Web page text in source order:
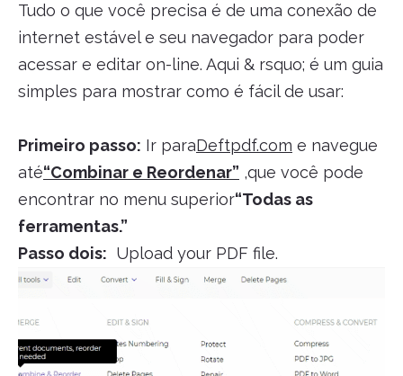
Tudo o que você precisa é de uma conexão de
internet estável e seu navegador para poder
acessar e editar on-line. Aqui & rsquo; é um guia
simples para mostrar como é fácil de usar:
Primeiro passo: Ir paraDeftpdf.com e navegue
até“Combinar e Reordenar” ,que você pode
encontrar no menu superior“Todas as
ferramentas.”
Passo dois: Upload your PDF file.